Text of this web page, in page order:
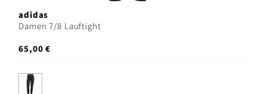
adidas
Damen 7/8 Lauftight
65,00 €